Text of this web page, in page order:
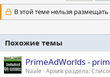
В этой теме нельзя
Похожие темы
PrimeAdWorlds -
Naale Архив раздела: